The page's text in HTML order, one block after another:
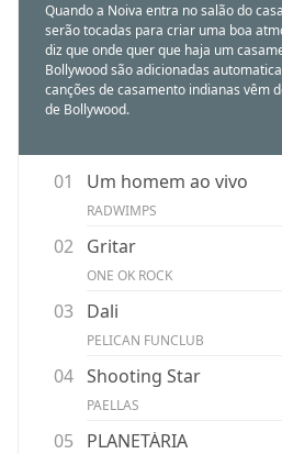
Quando a Noiva entra no salão do
serão tocadas para criar uma boa
diz que onde quer que haja um
Bollywood são adicionadas
canções de casamento indianas vêm
de Bollywood.
01 Um homem ao vivo
RADWIMPS
02 Gritar
ONE OK ROCK
03 Dali
PELICAN FUNCLUB
04 Shooting Star
PAELLAS
05 PLANETÁRIA